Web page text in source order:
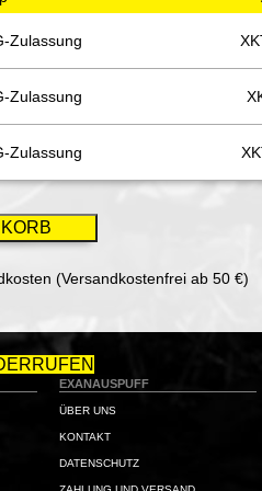
Zulassung
Zulassung
Zulassung
(Versandkostenfrei ab 50 €)
EXANAUSPUFF
ÜBER UNS
KONTAKT
DATENSCHUTZ